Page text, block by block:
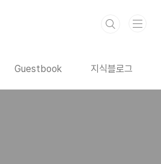
Guestbook 지식블로그